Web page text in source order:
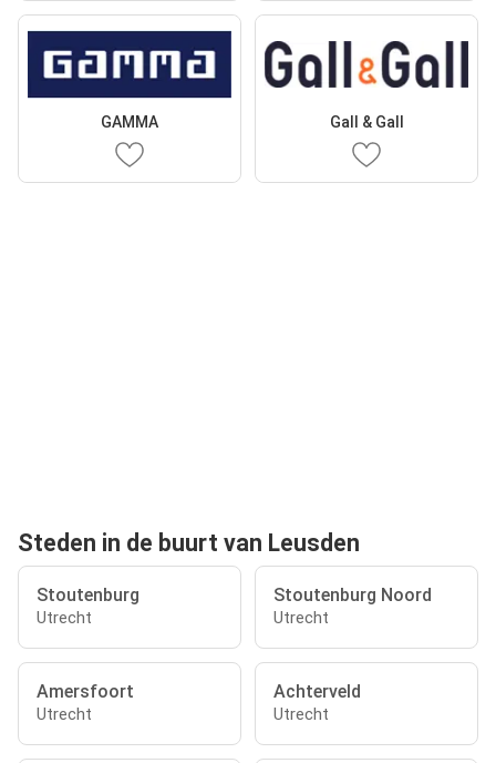
GAMMA Gall & Gall
Steden in de buurt van Leusden
Stoutenburg
Utrecht
Stoutenburg Noord
Utrecht
Amersfoort
Utrecht
Achterveld
Utrecht